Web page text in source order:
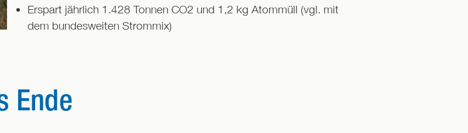
Erspart jährlich 1.428 Tonnen CO2 und 1,2 kg Atommüll (vgl. mit
dem bundesweiten Strommix)
Ende